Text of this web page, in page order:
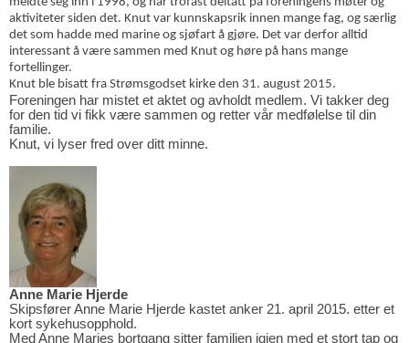
aktiviteter siden det. Knut var kunnskapsrik innen mange fag, og særlig
det som hadde med marine og sjøfart å gjøre. Det var derfor alltid
interessant å være sammen med Knut og høre på hans mange
fortellinger.
Knut ble bisatt fra Strømsgodset kirke den 31. august 2015.
Foreningen har mistet et aktet og avholdt medlem. Vi takker deg
for den tid vi fikk være sammen og retter vår medfølelse til din
familie.
Knut, vi lyser fred over ditt minne.
Anne Marie Hjerde
Skipsfører Anne Marie Hjerde kastet anker 21. april 2015. etter et
kort sykehusopphold.
Med Anne Maries bortgang sitter familien igjen med et stort tap og